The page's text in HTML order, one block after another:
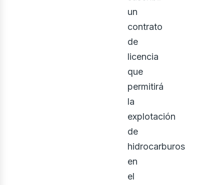
un
contrato
de
licencia
que
permitirá
la
explotación
de
hidrocarburos
en
el